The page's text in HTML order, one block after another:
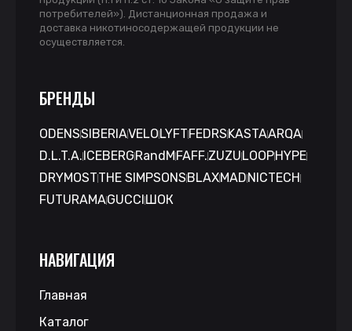
потребителей»). Дистанционная продажа и
доставка никотиносодержащей продукции не
осуществляется.
БРЕНДЫ
ODENSSIBERIAVELO LYFT FEDRS KASTAARQA
D.L.T.A. ICEBERG RandM FAFF.ZUZU LOOPHYPE
DRYMOSTTHE SIMPSONS BLAXMAD NICTECH
FUTURAMAGUCCI ШОК
НАВИГАЦИЯ
Главная
Каталог